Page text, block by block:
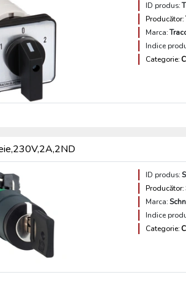
ID produs:
Producător:
Marca:
Indice
Categorie:
ID produs:
Producător:
Marca:
Indice
Categorie: